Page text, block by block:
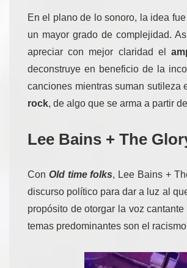
En el plano de lo sonoro, la idea
un mayor grado de complejidad.
apreciar con mejor claridad el
deconstruye en beneficio de la
canciones mientras suman sutileza
rock, de algo que se arma a partir
Lee Bains + The
Con Old time folks, Lee Bains +
discurso político para dar a luz al
propósito de otorgar la voz
temas predominantes son el